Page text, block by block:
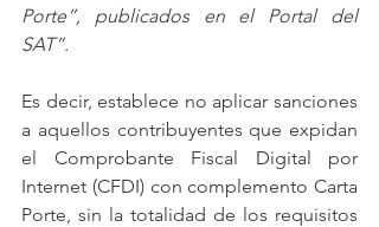
Porte”, publicados en el Portal del
SAT”.
Es decir, establece no aplicar sanciones
a aquellos contribuyentes que expidan
el Comprobante Fiscal Digital por
Internet (CFDI) con complemento Carta
Porte, sin la totalidad de los requisitos